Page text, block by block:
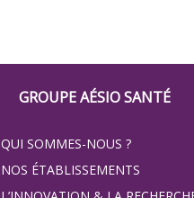
Footer
Groupe
Eovi
GROUPE AÉSIO SANTÉ
QUI SOMMES-NOUS ?
NOS ÉTABLISSEMENTS